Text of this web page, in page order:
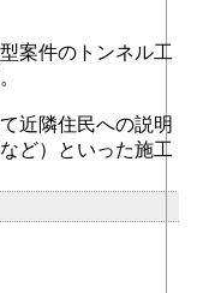
案件のトンネル工
近隣住民への説明
ど）といった施工